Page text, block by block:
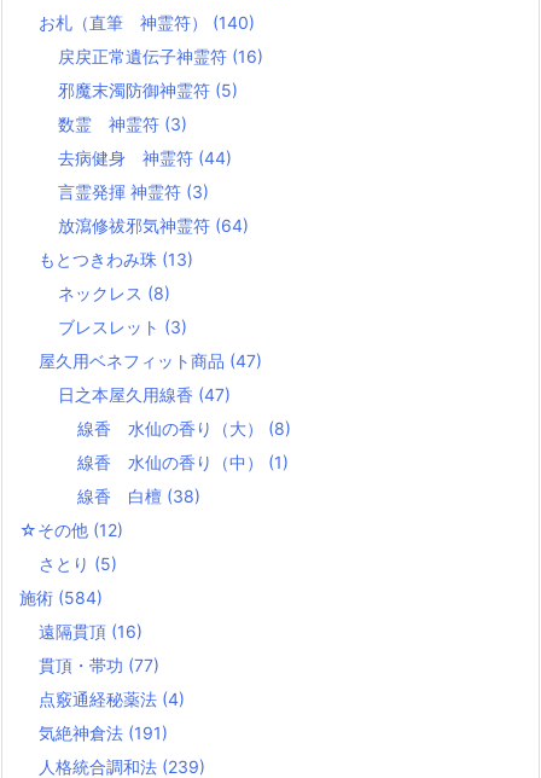
お札（直筆 神霊符） (140)
戻戻正常遺伝子神霊符 (16)
邪魔末濁防御神霊符 (5)
数霊 神霊符 (3)
去病健身 神霊符 (44)
言霊発揮 神霊符 (3)
放瀉修祓邪気神霊符 (64)
もとつきわみ珠 (13)
ネックレス (8)
ブレスレット (3)
屋久用ベネフィット商品 (47)
日之本屋久用線香 (47)
線香 水仙の香り（大） (8)
線香 水仙の香り（中） (1)
線香 白檀 (38)
☆その他 (12)
さとり (5)
施術 (584)
遠隔貫頂 (16)
貫頂・帯功 (77)
点竅通経秘薬法 (4)
気絶神倉法 (191)
人格統合調和法 (239)